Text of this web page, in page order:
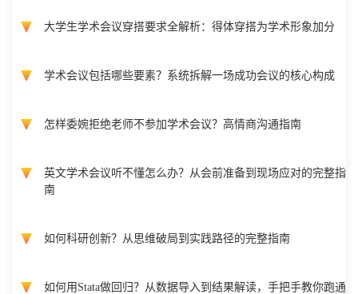
大学生学术会议穿搭要求全解析：得体穿搭为学术形象加分
学术会议包括哪些要素？系统拆解一场成功会议的核心构成
怎样委婉拒绝老师不参加学术会议？高情商沟通指南
英文学术会议听不懂怎么办？从会前准备到现场应对的完整指
南
如何科研创新？从思维破局到实践路径的完整指南
如何用Stata做回归？从数据导入到结果解读，手把手教你跑通